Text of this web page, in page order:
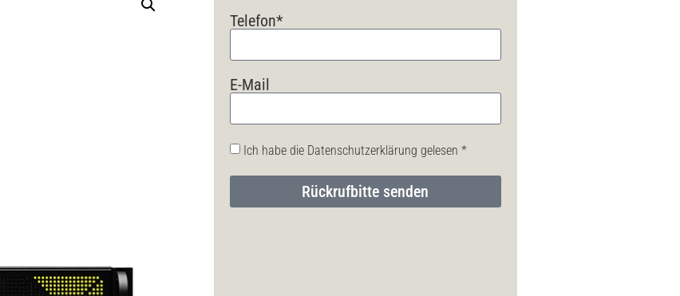
Telefon*
E-Mail
Ich habe die Datenschutzerklärung gelesen *
Rückrufbitte senden